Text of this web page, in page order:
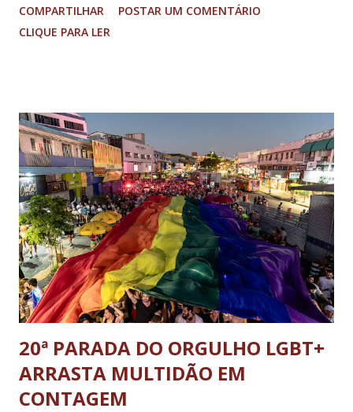
Imagens @transitofernaodias *Por Sebastião Filho
COMPARTILHAR
POSTAR UM COMENTÁRIO
CLIQUE PARA LER
20ª PARADA DO ORGULHO LGBT+
ARRASTA MULTIDÃO EM
CONTAGEM